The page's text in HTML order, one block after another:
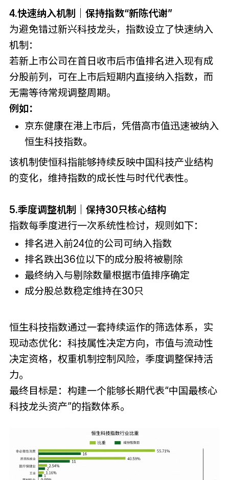
4.快速纳入机制｜保持指数“新陈代谢”
为避免错过新兴科技龙头，指数设立了快速纳入
机制：
若新上市公司在首日收市后市值排名进入现有成
分股前列，可在上市后短期内直接纳入指数，而
无需等待常规调整周期。
例如：
京东健康在港上市后，凭借高市值迅速被纳入
恒生科技指数。
该机制使恒科指能够持续反映中国科技产业结构
的变化，维持指数的成长性与时代代表性。
5.季度调整机制｜保持30只核心结构
指数每季度进行一次系统性检讨，规则如下：
排名进入前24位的公司可纳入指数
排名跌出36位以下的成分股将被剔除
最终纳入与剔除数量根据市值排序确定
成分股总数稳定维持在30只
恒生科技指数通过一套持续运作的筛选体系，实
现动态优化：科技属性决定方向，市值与流动性
决定资格，权重机制控制风险，季度调整保持活
力。
最终目标是：构建一个能够长期代表“中国最核心
科技龙头资产”的指数体系。